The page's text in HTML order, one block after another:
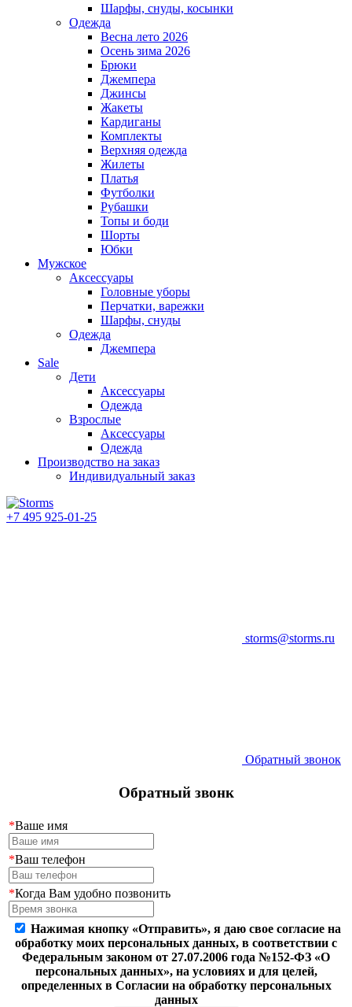
Шарфы, снуды, косынки
Одежда
Весна лето 2026
Осень зима 2026
Брюки
Джемпера
Джинсы
Жакеты
Кардиганы
Комплекты
Верхняя одежда
Жилеты
Платья
Футболки
Рубашки
Топы и боди
Шорты
Юбки
Мужское
Аксессуары
Головные уборы
Перчатки, варежки
Шарфы, снуды
Одежда
Джемпера
Sale
Дети
Аксессуары
Одежда
Взрослые
Аксессуары
Одежда
Производство на заказ
Индивидуальный заказ
+7 495 925-01-25
storms@storms.ru
Обратный звонок
Обратный звонк
*Ваше имя
*Ваш телефон
*Когда Вам удобно позвонить
Нажимая кнопку «Отправить», я даю свое согласие на
обработку моих персональных данных, в соответствии с
Федеральным законом от 27.07.2006 года №152-ФЗ «О
персональных данных», на условиях и для целей,
определенных в Согласии на обработку персональных
данных